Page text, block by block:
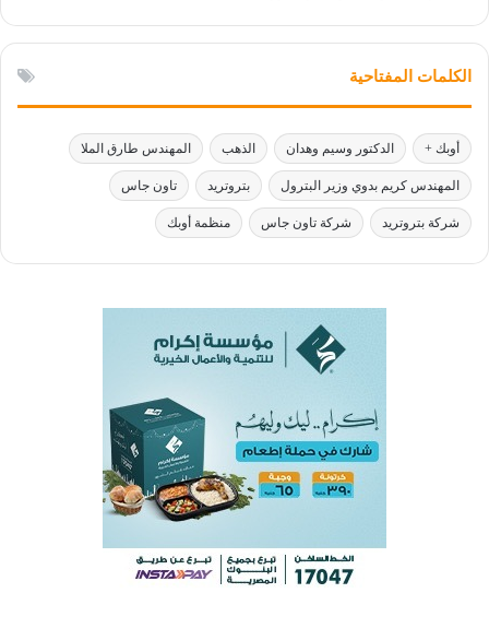
الكلمات المفتاحية
أوبك + الدكتور وسيم وهدان الذهب المهندس طارق الملا
المهندس كريم بدوي وزير البترول بتروتريد تاون جاس
شركة بتروتريد شركة تاون جاس منظمة أوبك